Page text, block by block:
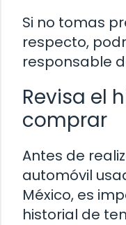
Si no tomas
respecto,
responsable
Revisa el
comprar
Antes de
automóvil
México, es
historial de